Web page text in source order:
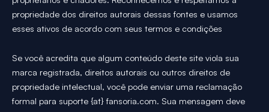
propriedade dos direitos autorais dessas fontes e usamos
esses ativos de acordo com seus termos e condições
Se você acredita que algum conteúdo deste site viola sua
marca registrada, direitos autorais ou outros direitos de
propriedade intelectual, você pode enviar uma reclamação
formal para suporte {at} fansoria.com. Sua mensagem deve